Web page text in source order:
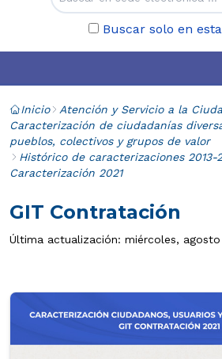
Buscar solo en
Inicio
Atención y Servicio a la
Caracterización de ciudadanías
pueblos, colectivos y grupos de valor
Histórico de caracterizaciones 2013-
Caracterización 2021
GIT Contratación
Última actualización: miércoles,